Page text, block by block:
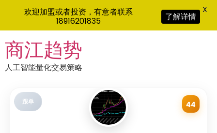
to
content
商江趋势
人工智能量化交易策略
跟单 44
欢迎加盟或者投资，有意者联系
18916201835
了解详情
X